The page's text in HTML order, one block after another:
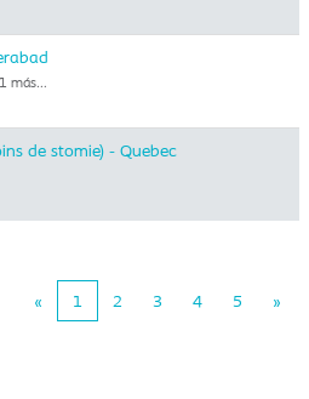
más…
de stomie) - Quebec
« 1 2 3 4 5 »